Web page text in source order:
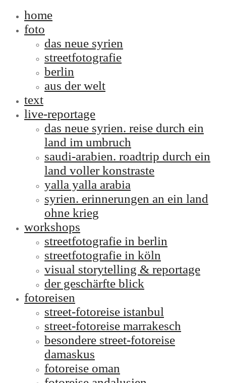
home
foto
das neue syrien
streetfotografie
berlin
aus der welt
text
live-reportage
das neue syrien. reise durch ein
land im umbruch
saudi-arabien. roadtrip durch ein
land voller konstraste
yalla yalla arabia
syrien. erinnerungen an ein land
ohne krieg
workshops
streetfotografie in berlin
streetfotografie in köln
visual storytelling & reportage
der geschärfte blick
fotoreisen
street-fotoreise istanbul
street-fotoreise marrakesch
besondere street-fotoreise
damaskus
fotoreise oman